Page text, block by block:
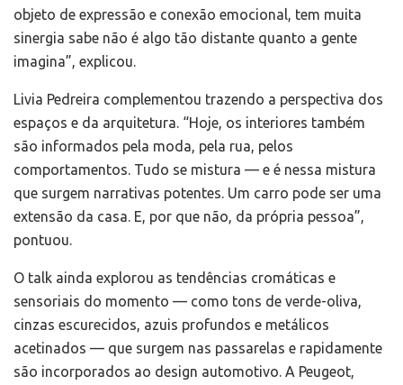
objeto de expressão e conexão emocional, tem muita
sinergia sabe não é algo tão distante quanto a gente
imagina”, explicou.
Livia Pedreira complementou trazendo a perspectiva dos
espaços e da arquitetura. “Hoje, os interiores também
são informados pela moda, pela rua, pelos
comportamentos. Tudo se mistura — e é nessa mistura
que surgem narrativas potentes. Um carro pode ser uma
extensão da casa. E, por que não, da própria pessoa”,
pontuou.
O talk ainda explorou as tendências cromáticas e
sensoriais do momento — como tons de verde-oliva,
cinzas escurecidos, azuis profundos e metálicos
acetinados — que surgem nas passarelas e rapidamente
são incorporados ao design automotivo. A Peugeot,